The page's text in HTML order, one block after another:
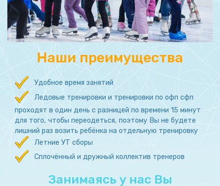
Наши преимущества
Удобное время занятий
Ледовые тренировки и тренировки по офп сфп
проходят в один день с разницей по времени 15 минут
для того, чтобы переодеться, поэтому Вы не будете
лишний раз возить ребёнка на отдельную тренировку
Летние УТ сборы
Сплочённый и дружный коллектив тренеров
Занимаясь у нас Вы